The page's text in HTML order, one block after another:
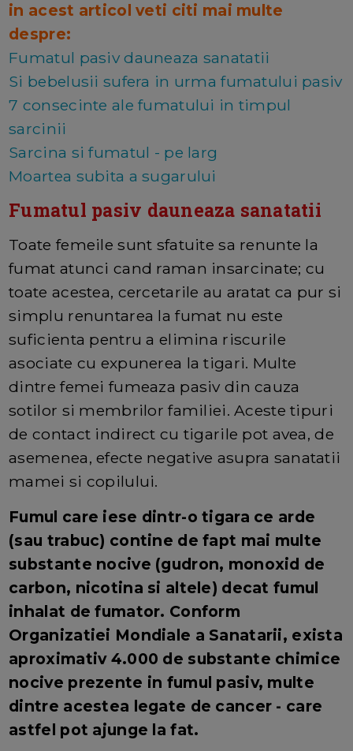
in acest articol veti citi mai multe
despre:
Fumatul pasiv dauneaza sanatatii
Si bebelusii sufera in urma fumatului pasiv
7 consecinte ale fumatului in timpul
sarcinii
Sarcina si fumatul - pe larg
Moartea subita a sugarului
Fumatul pasiv dauneaza sanatatii
Toate femeile sunt sfatuite sa renunte la
fumat atunci cand raman insarcinate; cu
toate acestea, cercetarile au aratat ca pur si
simplu renuntarea la fumat nu este
suficienta pentru a elimina riscurile
asociate cu expunerea la tigari. Multe
dintre femei fumeaza pasiv din cauza
sotilor si membrilor familiei. Aceste tipuri
de contact indirect cu tigarile pot avea, de
asemenea, efecte negative asupra sanatatii
mamei si copilului.
Fumul care iese dintr-o tigara ce arde
(sau trabuc) contine de fapt mai multe
substante nocive (gudron, monoxid de
carbon, nicotina si altele) decat fumul
inhalat de fumator. Conform
Organizatiei Mondiale a Sanatarii, exista
aproximativ 4.000 de substante chimice
nocive prezente in fumul pasiv, multe
dintre acestea legate de cancer - care
astfel pot ajunge la fat.